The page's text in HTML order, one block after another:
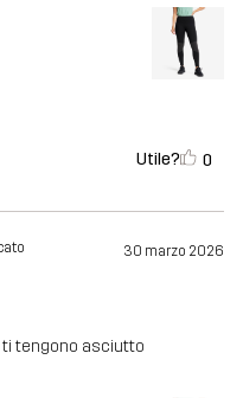
Utile? 0
30 marzo 2026
ti tengono asciutto